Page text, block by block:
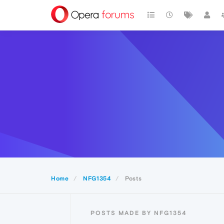
Home NFG1354 Posts
POSTS MADE BY NFG1354